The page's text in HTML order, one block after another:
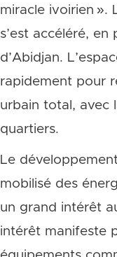
miracle ivoirien ».
s’est accéléré,
d’Abidjan.
rapidement pour
urbain total, avec
quartiers.
Le
mobilisé des
un grand intérêt
intérêt manifeste